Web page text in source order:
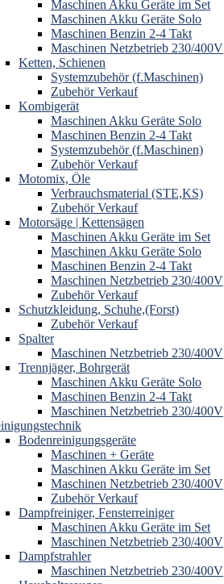
Maschinen Akku Geräte im Set
Maschinen Akku Geräte Solo
Maschinen Benzin 2-4 Takt
Maschinen Netzbetrieb 230/400V
Ketten, Schienen
Systemzubehör (f.Maschinen)
Zubehör Verkauf
Kombigerät
Maschinen Akku Geräte Solo
Maschinen Benzin 2-4 Takt
Systemzubehör (f.Maschinen)
Zubehör Verkauf
Motomix, Öle
Verbrauchsmaterial (STE,KS)
Zubehör Verkauf
Motorsäge | Kettensägen
Maschinen Akku Geräte im Set
Maschinen Akku Geräte Solo
Maschinen Benzin 2-4 Takt
Maschinen Netzbetrieb 230/400V
Zubehör Verkauf
Schutzkleidung, Schuhe,(Forst)
Zubehör Verkauf
Spalter
Maschinen Netzbetrieb 230/400V
Trennjäger, Bohrgerät
Maschinen Akku Geräte Solo
Maschinen Benzin 2-4 Takt
Maschinen Netzbetrieb 230/400V
Bodenreinigungsgeräte
Maschinen + Geräte
Maschinen Akku Geräte im Set
Maschinen Netzbetrieb 230/400V
Zubehör Verkauf
Dampfreiniger, Fensterreiniger
Maschinen Akku Geräte im Set
Maschinen Netzbetrieb 230/400V
Dampfstrahler
Maschinen Netzbetrieb 230/400V